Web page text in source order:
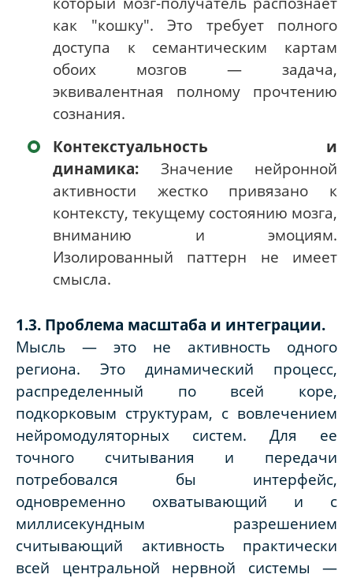
как "кошку". Это требует полного
доступа к семантическим картам
обоих мозгов — задача,
эквивалентная полному прочтению
сознания.
Контекстуальность и
динамика: Значение нейронной
активности жестко привязано к
контексту, текущему состоянию мозга,
вниманию и эмоциям.
Изолированный паттерн не имеет
смысла.
1.3. Проблема масштаба и интеграции.
Мысль — это не активность одного
региона. Это динамический процесс,
распределенный по всей коре,
подкорковым структурам, с вовлечением
нейромодуляторных систем. Для ее
точного считывания и передачи
потребовался бы интерфейс,
одновременно охватывающий и с
миллисекундным разрешением
считывающий активность практически
всей центральной нервной системы —